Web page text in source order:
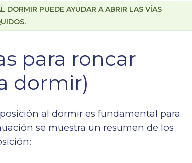
DORMIR PUEDE AYUDAR A ABRIR LAS VÍAS
para roncar
dormir)
al dormir es fundamental para
se muestra un resumen de los